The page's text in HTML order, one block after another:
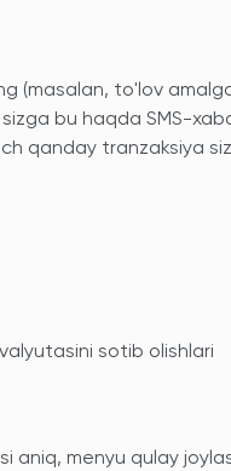
(masalan, to'lov
bu haqda SMS-
qanday tranzaksiya
sotib olishlari
aniq, menyu qulay